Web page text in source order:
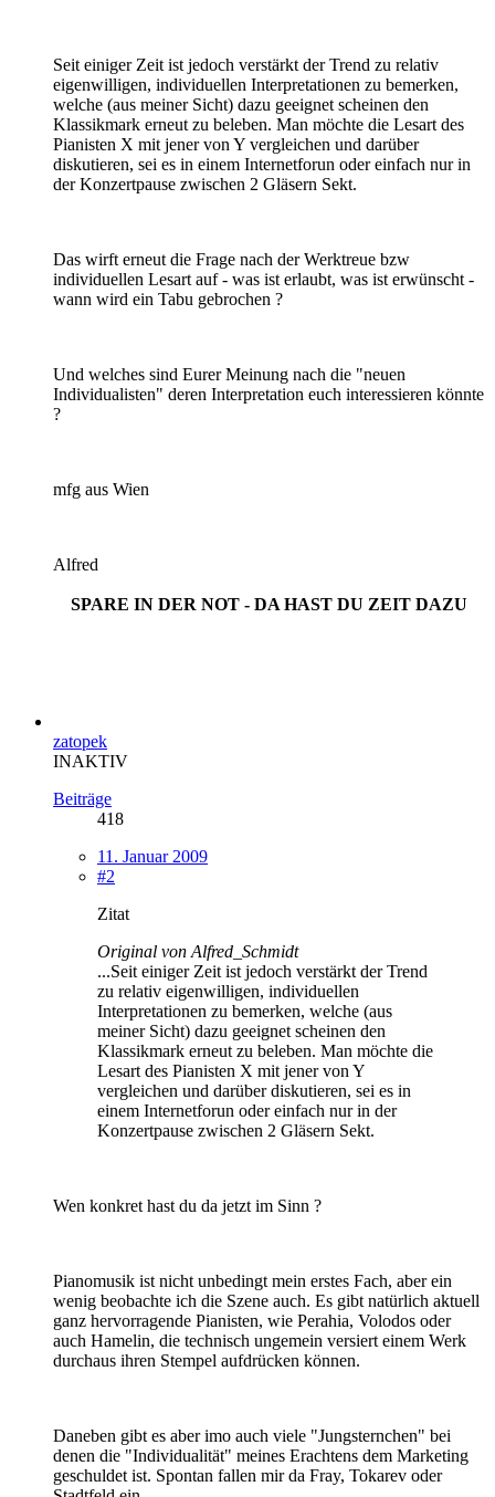
Seit einiger Zeit ist jedoch verstärkt der Trend zu relativ
eigenwilligen, individuellen Interpretationen zu bemerken,
welche (aus meiner Sicht) dazu geeignet scheinen den
Klassikmark erneut zu beleben. Man möchte die Lesart des
Pianisten X mit jener von Y vergleichen und darüber
diskutieren, sei es in einem Internetforun oder einfach nur in
der Konzertpause zwischen 2 Gläsern Sekt.
Das wirft erneut die Frage nach der Werktreue bzw
individuellen Lesart auf - was ist erlaubt, was ist erwünscht -
wann wird ein Tabu gebrochen ?
Und welches sind Eurer Meinung nach die "neuen
Individualisten" deren Interpretation euch interessieren könnte
?
mfg aus Wien
Alfred
SPARE IN DER NOT - DA HAST DU ZEIT DAZU
zatopek
INAKTIV
Beiträge
418
11. Januar 2009
#2
Zitat
Original von Alfred_Schmidt
...Seit einiger Zeit ist jedoch verstärkt der Trend
zu relativ eigenwilligen, individuellen
Interpretationen zu bemerken, welche (aus
meiner Sicht) dazu geeignet scheinen den
Klassikmark erneut zu beleben. Man möchte die
Lesart des Pianisten X mit jener von Y
vergleichen und darüber diskutieren, sei es in
einem Internetforun oder einfach nur in der
Konzertpause zwischen 2 Gläsern Sekt.
Wen konkret hast du da jetzt im Sinn ?
Pianomusik ist nicht unbedingt mein erstes Fach, aber ein
wenig beobachte ich die Szene auch. Es gibt natürlich aktuell
ganz hervorragende Pianisten, wie Perahia, Volodos oder
auch Hamelin, die technisch ungemein versiert einem Werk
durchaus ihren Stempel aufdrücken können.
Daneben gibt es aber imo auch viele "Jungsternchen" bei
denen die "Individualität" meines Erachtens dem Marketing
geschuldet ist. Spontan fallen mir da Fray, Tokarev oder